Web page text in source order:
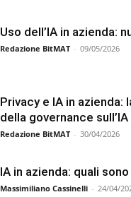
Uso dell’IA in azienda:
Redazione BitMAT - 09/05/2026
Privacy e IA in azienda:
della governance sull’IA
Redazione BitMAT - 30/04/2026
IA in azienda: quali
Massimiliano Cassinelli - 24/04/